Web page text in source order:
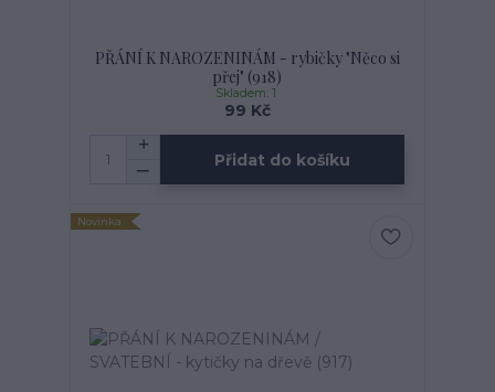
PŘÁNÍ K NAROZENINÁM - rybičky "Něco si
přej" (918)
99 Kč
Skladem: 1
Přidat do košíku
Novinka